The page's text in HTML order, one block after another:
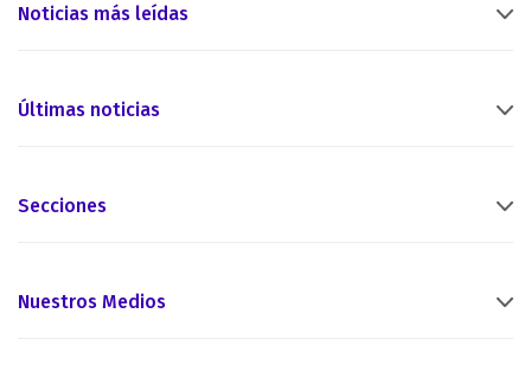
Noticias más leídas
Últimas noticias
Secciones
Nuestros Medios